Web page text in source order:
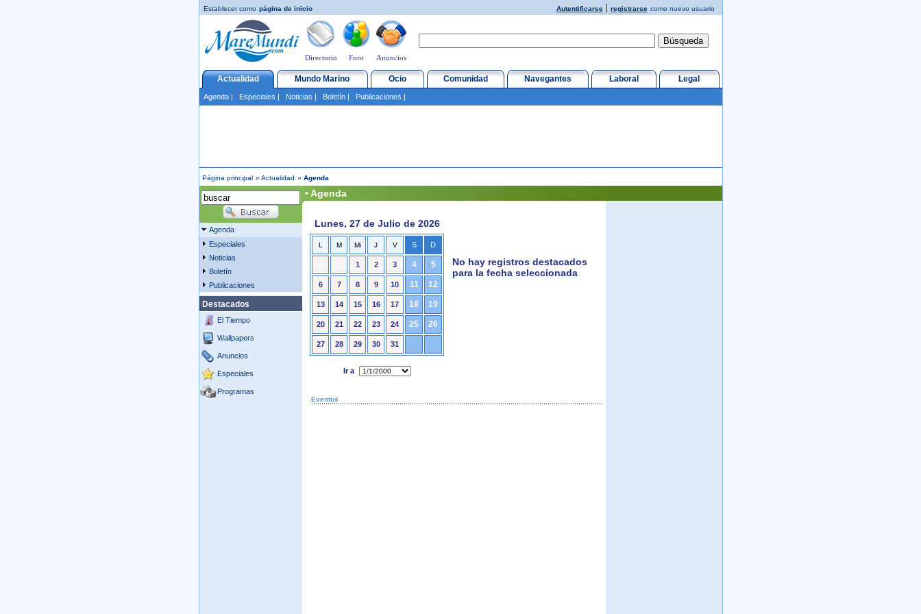
Establecer como página de inicio Autentificarse| registrarse como nuevo usuario
Directorio Foro Anuncios
Actualidad Mundo Marino Ocio Comunidad Navegantes Laboral Legal
Agenda| Especiales | Noticias | Boletín| Publicaciones |
Página principal » Actualidad » Agenda
Agenda
Especiales
Noticias
Boletín
Publicaciones
Destacados
El Tiempo
Wallpapers
Anuncios
Especiales
Programas
• Agenda
Lunes, 27 de Julio de 2026
No hay registros destacados
para la fecha seleccionada
L M Mi J V S D
1 2 3 4 5
6 7 8 9 10 11 12
13 14 15 16 17 18 19
20 21 22 23 24 25 26
27 28 29 30 31
Ir a
Eventos